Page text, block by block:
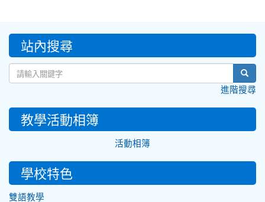
::: 站內搜尋
進階搜尋
教學活動相簿
活動相簿
學校特色
雙語教學